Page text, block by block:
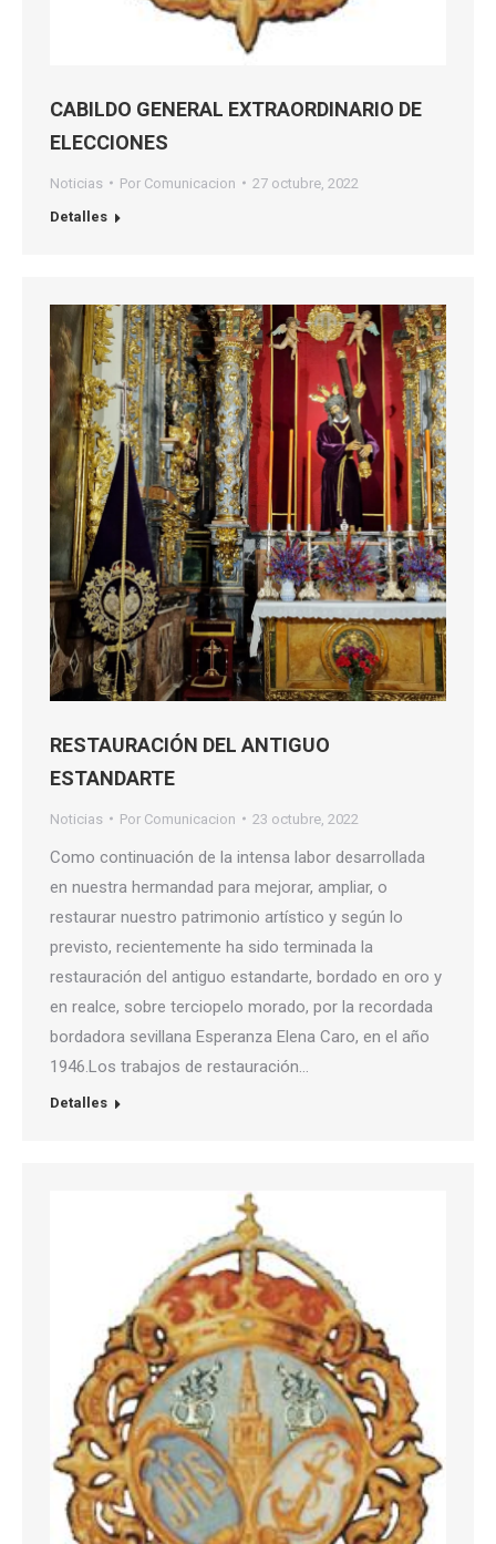
CABILDO GENERAL EXTRAORDINARIO DE
ELECCIONES
Noticias Por Comunicacion
27 octubre, 2022
Detalles
RESTAURACIÓN DEL ANTIGUO
ESTANDARTE
Noticias Por Comunicacion 23 octubre, 2022
Como continuación de la intensa labor desarrollada
en nuestra hermandad para mejorar, ampliar, o
restaurar nuestro patrimonio artístico y según lo
previsto, recientemente ha sido terminada la
restauración del antiguo estandarte, bordado en oro y
en realce, sobre terciopelo morado, por la recordada
bordadora sevillana Esperanza Elena Caro, en el año
1946.Los trabajos de restauración…
Detalles